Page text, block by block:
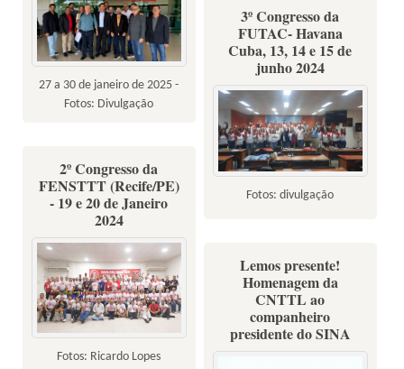
27 a 30 de janeiro de 2025 -
Fotos: Divulgação
3º Congresso da
FUTAC- Havana
Cuba, 13, 14 e 15 de
junho 2024
Fotos: divulgação
2º Congresso da
FENSTTT (Recife/PE)
- 19 e 20 de Janeiro
2024
Fotos: Ricardo Lopes
Lemos presente!
Homenagem da
CNTTL ao
companheiro
presidente do SINA